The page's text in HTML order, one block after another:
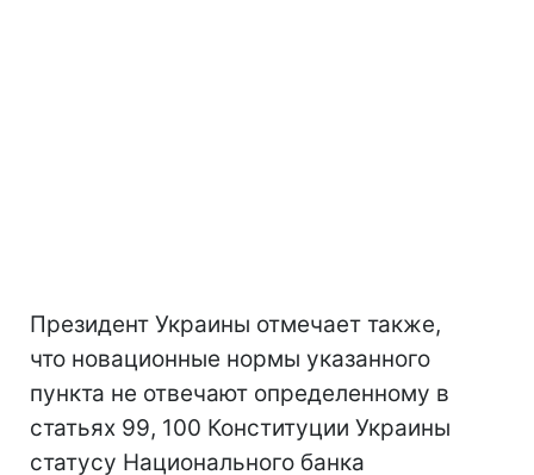
Президент Украины отмечает также,
что новационные нормы указанного
пункта не отвечают определенному в
статьях 99, 100 Конституции Украины
статусу Национального банка